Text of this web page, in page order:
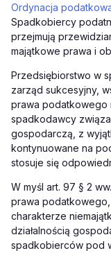
Ordynacja
Spadkobiercy
przejmują
majątkowe prawa i
Przedsiębiorstwo w
zarząd sukcesyjny,
prawa podatkowego
spadkodawcy
gospodarczą, z
kontynuowane na
stosuje się
W myśl art. 97 § 2
prawa podatkowego,
charakterze
działalnością
spadkobierców pod